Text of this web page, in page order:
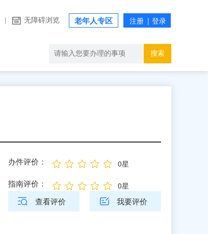
无障碍浏览 老年人专区
搜索
办件评价： 0星
指南评价： 0星
查看评价 我要评价